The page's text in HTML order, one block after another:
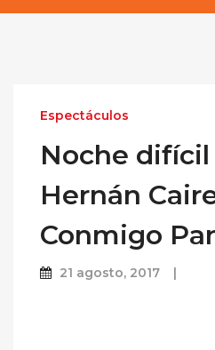
Espectáculos
Noche difícil
Hernán
Conmigo
21 agosto, 2017